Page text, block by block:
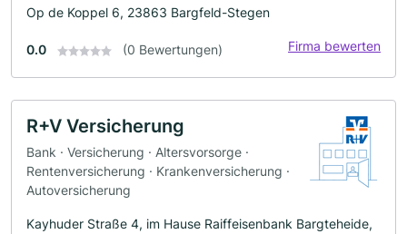
Op de Koppel 6, 23863 Bargfeld-Stegen
0.0 (0 Bewertungen) Firma bewerten
R+V Versicherung
Bank · Versicherung · Altersvorsorge ·
Rentenversicherung · Krankenversicherung ·
Autoversicherung
Kayhuder Straße 4, im Hause Raiffeisenbank Bargteheide,